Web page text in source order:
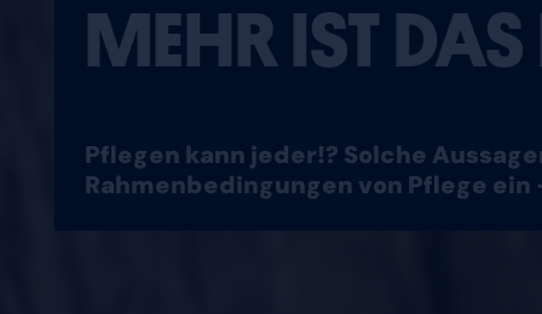
MEHR IST
Pflegen kann jeder!? Solche
Rahmenbedingungen von Pflege ein